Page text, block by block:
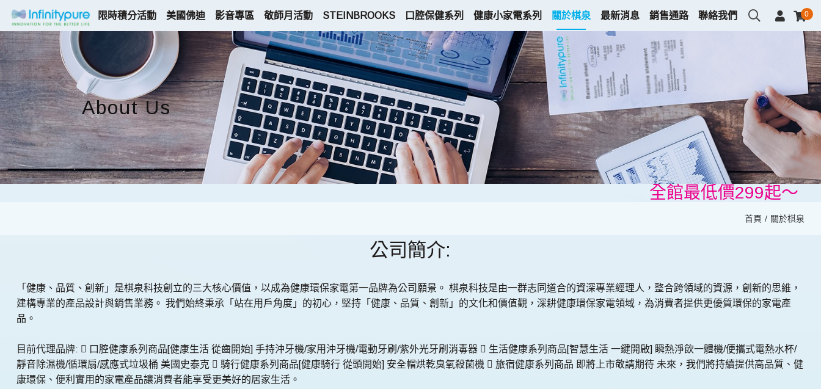
限時積分活動 美國佛迪 影音專區 敬師月活動 STEINBROOKS 口腔保健系列 健康小家電系列 關於棋泉 最新消息 銷售通路 聯絡我們 0
About Us
全館最低價299起～
全館最低價299起～
首頁 關於棋泉
公司簡介:
「健康、品質、創新」是棋泉科技創立的三大核心價值，以成為健康環保家電第一品牌為公司願景。 棋泉科技是由一群志同道合的資深專業經理人，整合跨領域的資源，創新的思維，
建構專業的產品設計與銷售業務。 我們始終秉承「站在用戶角度」的初心，堅持「健康、品質、創新」的文化和價值觀，深耕健康環保家電領域，為消費者提供更優質環保的家電產
品。
目前代理品牌:  口腔健康系列商品[健康生活 從齒開始] 手持沖牙機/家用沖牙機/電動牙刷/紫外光牙刷消毒器  生活健康系列商品[智慧生活 一鍵開啟] 瞬熱淨飲一體機/便攜式電熱水杯/
靜音除濕機/循環扇/感應式垃圾桶 美國史泰克  騎行健康系列商品[健康騎行 從頭開始] 安全帽烘乾臭氧殺菌機  旅宿健康系列商品 即將上市敬請期待 未來，我們將持續提供高品質、健
康環保、便利實用的家電產品讓消費者能享受更美好的居家生活。